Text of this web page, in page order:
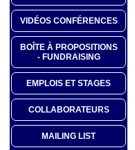
VIDÉOS CONFÉRENCES
BOÎTE À PROPOSITIONS
- FUNDRAISING
EMPLOIS ET STAGES
COLLABORATEURS
MAILING LIST